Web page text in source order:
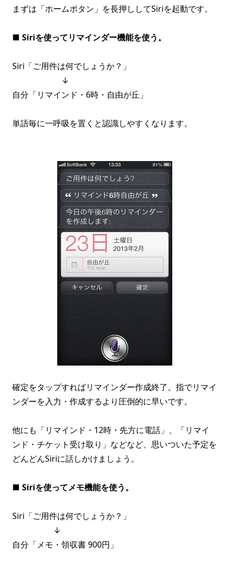
まずは「ホームボタン」を長押ししてSiriを起動です。
■ Siriを使ってリマインダー機能を使う。
Siri「ご用件は何でしょうか？」
↓
自分「リマインド・6時・自由が丘」
単語毎に一呼吸を置くと認識しやすくなります。
確定をタップすればリマインダー作成終了。指でリマイ
ンダーを入力・作成するより圧倒的に早いです。
他にも「リマインド・12時・先方に電話」、「リマイ
ンド・チケット受け取り」などなど、思いついた予定を
どんどんSiriに話しかけましょう。
■ Siriを使ってメモ機能を使う。
Siri「ご用件は何でしょうか？」
↓
自分「メモ・領収書 900円」